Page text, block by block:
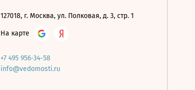
127018, г. Москва, ул. Полковая, д. 3, стр. 1
На карте
+7 495 956-34-58
info@vedomosti.ru